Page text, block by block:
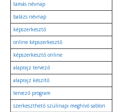
tamás névnap
balázs névnap
képszerkesztő
online képszerkesztő
képszerkesztő online
alaprajz tervező
alaprajz készítő
tervező program
szerkeszthető szülinapi meghívó sablon